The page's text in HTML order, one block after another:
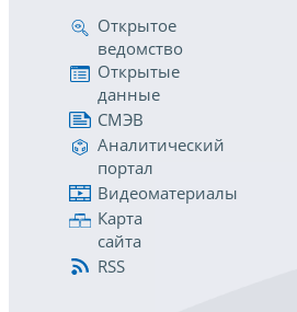
Открытое
ведомство
Открытые
данные
СМЭВ
Аналитический
портал
Видеоматериалы
Карта
сайта
RSS